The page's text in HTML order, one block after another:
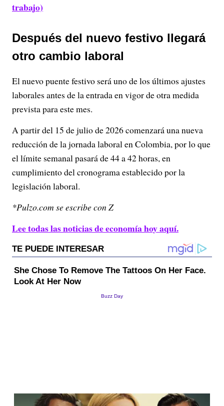
trabajo)
Después del nuevo festivo llegará
otro cambio laboral
El nuevo puente festivo será uno de los últimos ajustes
laborales antes de la entrada en vigor de otra medida
prevista para este mes.
A partir del 15 de julio de 2026 comenzará una nueva
reducción de la jornada laboral en Colombia, por lo que
el límite semanal pasará de 44 a 42 horas, en
cumplimiento del cronograma establecido por la
legislación laboral.
*Pulzo.com se escribe con Z
Lee todas las noticias de economía hoy aquí.